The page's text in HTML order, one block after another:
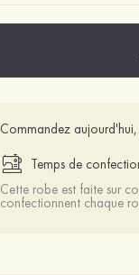
Commandez
Temps de
Cette robe est faite sur
confectionnent chaque